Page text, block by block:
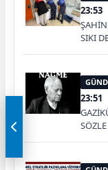
23:53
SIKI
23:51